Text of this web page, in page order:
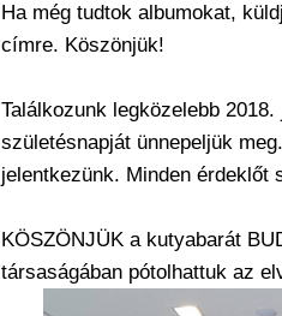
Ha még tudtok albumokat,
címre. Köszönjük!
Találkozunk legközelebb 2018.
születésnapját ünnepeljük
jelentkezünk. Minden érdeklőt
KÖSZÖNJÜK a kutyabarát
társaságában pótolhattuk az